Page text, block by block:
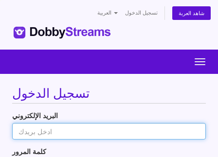
تسجيل الدخول شاهد العربة
تسجيل الدخول
البريد الإلكتروني
كلمة المرور